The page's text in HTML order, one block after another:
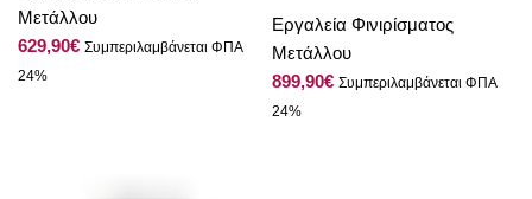
Μετάλλου
€
Εργαλεία Φινιρίσματος
Μετάλλου
€